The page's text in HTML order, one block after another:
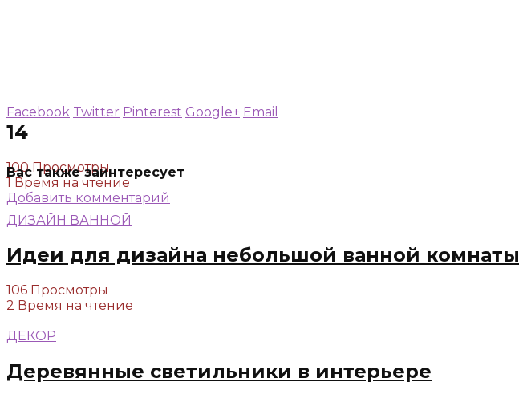
14
100 Просмотры
1 Время на чтение
Добавить комментарий
Facebook Twitter Pinterest Google+ Email
Вас также заинтересует
ДИЗАЙН ВАННОЙ
Идеи для дизайна небольшой ванной комнаты
106 Просмотры
2 Время на чтение
ДЕКОР
Деревянные светильники в интерьере